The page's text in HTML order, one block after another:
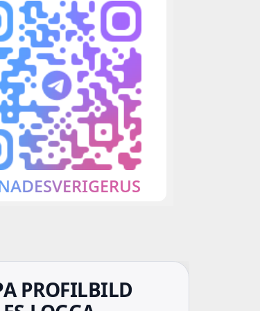
PROFILBILD